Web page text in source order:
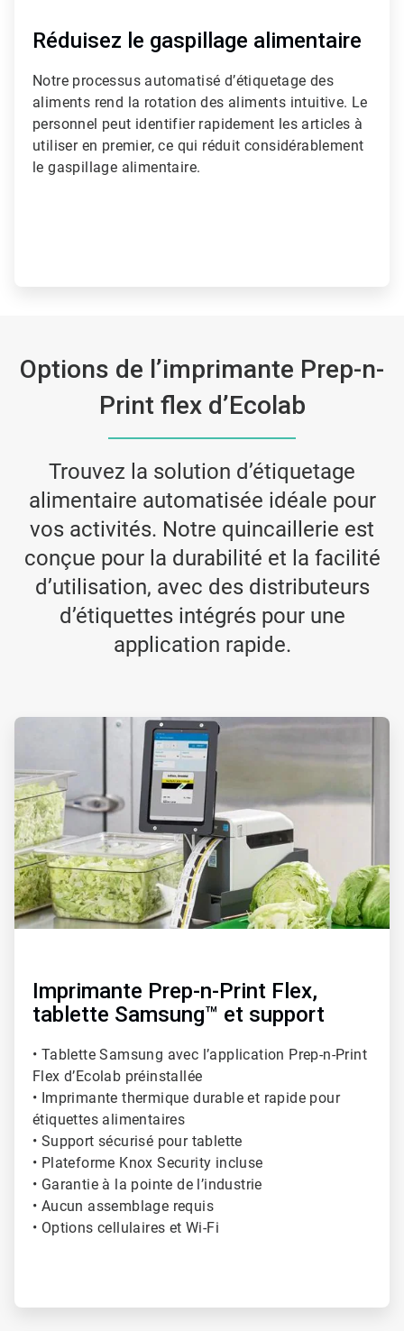
Réduisez le gaspillage alimentaire
Notre processus automatisé d’étiquetage des
aliments rend la rotation des aliments intuitive. Le
personnel peut identifier rapidement les articles à
utiliser en premier, ce qui réduit considérablement
le gaspillage alimentaire.
Options de l’imprimante Prep-n-
Print flex d’Ecolab
Trouvez la solution d’étiquetage
alimentaire automatisée idéale pour
vos activités. Notre quincaillerie est
conçue pour la durabilité et la facilité
d’utilisation, avec des distributeurs
d’étiquettes intégrés pour une
application rapide.
ArticleTile
2
Imprimante Prep-n-Print Flex,
tablette Samsung™ et support
• Tablette Samsung avec l’application Prep-n-Print
Flex d’Ecolab préinstallée
• Imprimante thermique durable et rapide pour
étiquettes alimentaires
• Support sécurisé pour tablette
• Plateforme Knox Security incluse
• Garantie à la pointe de l’industrie
• Aucun assemblage requis
• Options cellulaires et Wi-Fi